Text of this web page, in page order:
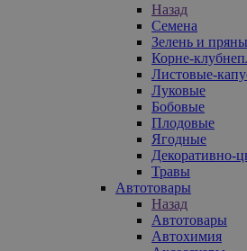
Назад
Семена
Зелень и
Корне-
Листовые-
Луковые
Бобовые
Плодовые
Ягодные
Декоративно-
Травы
Автотовары
Назад
Автотовары
Автохимия